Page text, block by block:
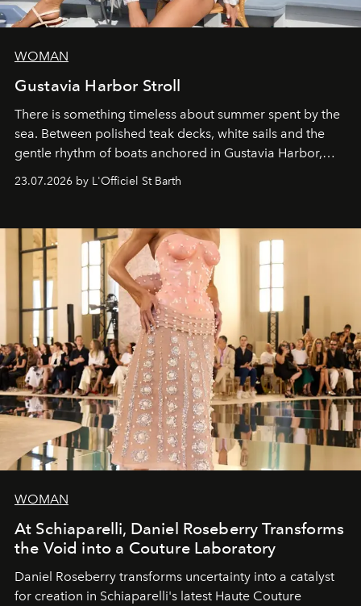
WOMAN
Gustavia Harbor Stroll
There is something timeless about summer spent by the
sea. Between polished teak decks, white sails and the
gentle rhythm of boats anchored in Gustavia Harbor,
cruise fashion finds its most natural expression.
23.07.2026 by L'Officiel St Barth
WOMAN
At Schiaparelli, Daniel Roseberry Transforms
the Void into a Couture Laboratory
Daniel Roseberry transforms uncertainty into a catalyst
for creation in Schiaparelli's latest Haute Couture